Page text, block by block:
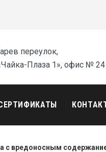
переулок,
Плаза 1», офис № 24
вредоносным